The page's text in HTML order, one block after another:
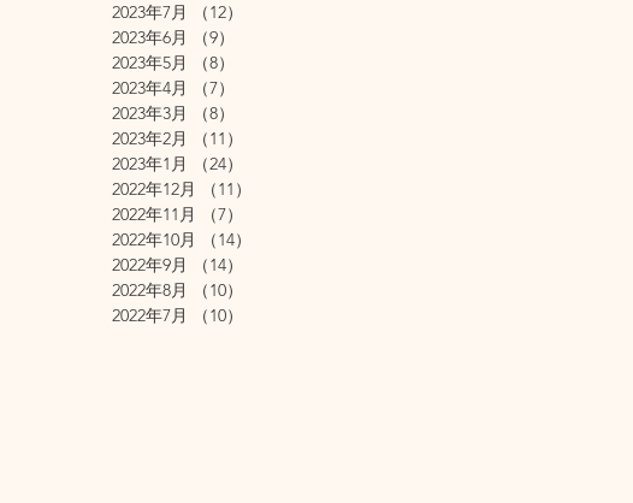
2023年7月
（12）
2023年6月
（9）
2023年5月
（8）
2023年4月
（7）
2023年3月
（8）
2023年2月
（11）
2023年1月
（24）
2022年12月
（11）
2022年11月
（7）
2022年10月
（14）
2022年9月
（14）
2022年8月
（10）
2022年7月
（10）